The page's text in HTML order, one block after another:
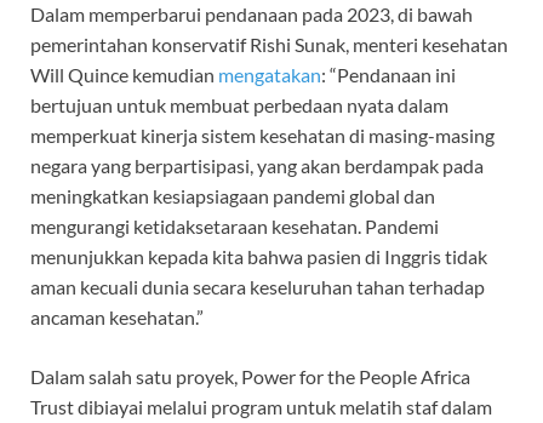
Dalam memperbarui pendanaan pada 2023, di bawah
pemerintahan konservatif Rishi Sunak, menteri kesehatan
Will Quince kemudian mengatakan: “Pendanaan ini
bertujuan untuk membuat perbedaan nyata dalam
memperkuat kinerja sistem kesehatan di masing-masing
negara yang berpartisipasi, yang akan berdampak pada
meningkatkan kesiapsiagaan pandemi global dan
mengurangi ketidaksetaraan kesehatan. Pandemi
menunjukkan kepada kita bahwa pasien di Inggris tidak
aman kecuali dunia secara keseluruhan tahan terhadap
ancaman kesehatan.”
Dalam salah satu proyek, Power for the People Africa
Trust dibiayai melalui program untuk melatih staf dalam